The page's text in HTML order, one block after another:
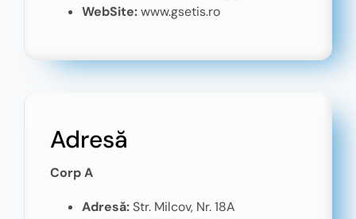
WebSite:www.gsetis.ro
Adresă
Corp A
Adresă:Str. Milcov, Nr. 18A